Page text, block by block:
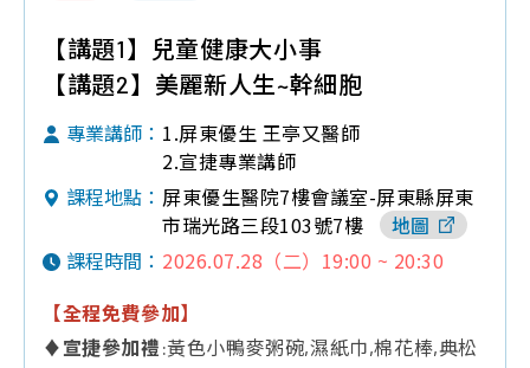
【講題1】兒童健康大小事
【講題2】美麗新人生~幹細胞
專業講師： 1.屏東優生 王亭又醫師
2.宣捷專業講師
課程地點： 屏東優生醫院7樓會議室-屏東縣屏東
市瑞光路三段103號7樓
地圖
課程時間： 2026.07.28（二）19:00 ~ 20:30
【全程免費參加】
♦ 宣捷參加禮 :黃色小鴨麥粥碗,濕紙巾,棉花棒,典松